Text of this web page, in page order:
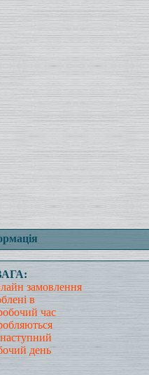
замовлення
в
час
день